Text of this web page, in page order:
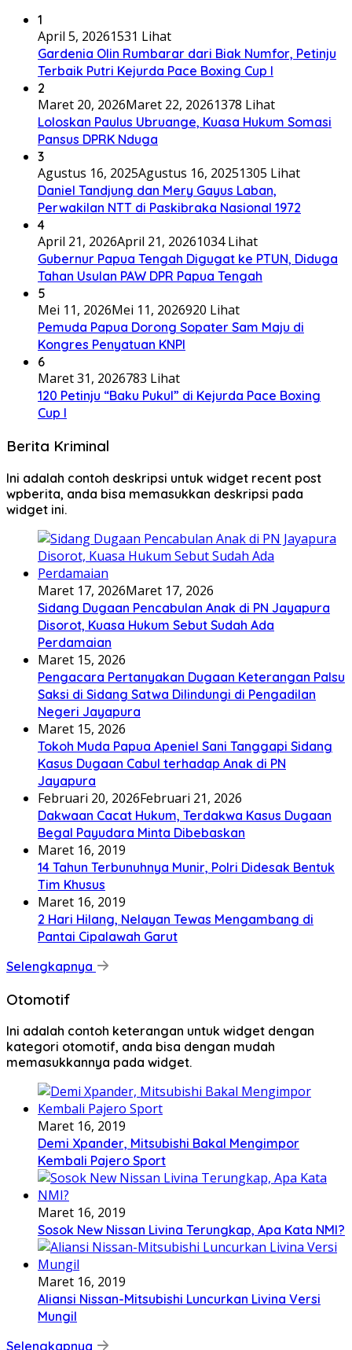
1
April 5, 20261531 Lihat
Gardenia Olin Rumbarar dari Biak Numfor, Petinju
Terbaik Putri Kejurda Pace Boxing Cup I
2
Maret 20, 2026Maret 22, 20261378 Lihat
Loloskan Paulus Ubruange, Kuasa Hukum Somasi
Pansus DPRK Nduga
3
Agustus 16, 2025Agustus 16, 20251305 Lihat
Daniel Tandjung dan Mery Gayus Laban,
Perwakilan NTT di Paskibraka Nasional 1972
4
April 21, 2026April 21, 20261034 Lihat
Gubernur Papua Tengah Digugat ke PTUN, Diduga
Tahan Usulan PAW DPR Papua Tengah
5
Mei 11, 2026Mei 11, 2026920 Lihat
Pemuda Papua Dorong Sopater Sam Maju di
Kongres Penyatuan KNPI
6
Maret 31, 2026783 Lihat
120 Petinju “Baku Pukul” di Kejurda Pace Boxing
Cup I
Berita Kriminal
Ini adalah contoh deskripsi untuk widget recent post
wpberita, anda bisa memasukkan deskripsi pada
widget ini.
Maret 17, 2026Maret 17, 2026
Sidang Dugaan Pencabulan Anak di PN Jayapura
Disorot, Kuasa Hukum Sebut Sudah Ada
Perdamaian
Maret 15, 2026
Pengacara Pertanyakan Dugaan Keterangan Palsu
Saksi di Sidang Satwa Dilindungi di Pengadilan
Negeri Jayapura
Maret 15, 2026
Tokoh Muda Papua Apeniel Sani Tanggapi Sidang
Kasus Dugaan Cabul terhadap Anak di PN
Jayapura
Februari 20, 2026Februari 21, 2026
Dakwaan Cacat Hukum, Terdakwa Kasus Dugaan
Begal Payudara Minta Dibebaskan
Maret 16, 2019
14 Tahun Terbunuhnya Munir, Polri Didesak Bentuk
Tim Khusus
Maret 16, 2019
2 Hari Hilang, Nelayan Tewas Mengambang di
Pantai Cipalawah Garut
Selengkapnya
Otomotif
Ini adalah contoh keterangan untuk widget dengan
kategori otomotif, anda bisa dengan mudah
memasukkannya pada widget.
Maret 16, 2019
Demi Xpander, Mitsubishi Bakal Mengimpor
Kembali Pajero Sport
Maret 16, 2019
Sosok New Nissan Livina Terungkap, Apa Kata NMI?
Maret 16, 2019
Aliansi Nissan-Mitsubishi Luncurkan Livina Versi
Mungil
Selengkapnya